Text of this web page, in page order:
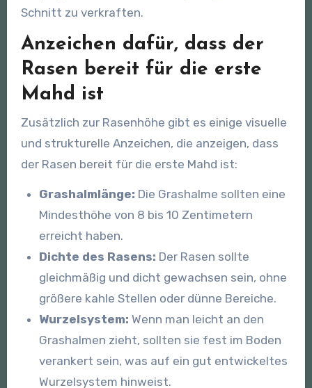
Schnitt zu verkraften.
Anzeichen dafür, dass der
Rasen bereit für die erste
Mahd ist
Zusätzlich zur Rasenhöhe gibt es einige visuelle
und strukturelle Anzeichen, die anzeigen, dass
der Rasen bereit für die erste Mahd ist:
Grashalmlänge: Die Grashalme sollten eine
Mindesthöhe von 8 bis 10 Zentimetern
erreicht haben.
Dichte des Rasens: Der Rasen sollte
gleichmäßig und dicht gewachsen sein, ohne
größere kahle Stellen oder dünne Bereiche.
Wurzelsystem: Wenn man leicht an den
Grashalmen zieht, sollten sie fest im Boden
verankert sein, was auf ein gut entwickeltes
Wurzelsystem hinweist.